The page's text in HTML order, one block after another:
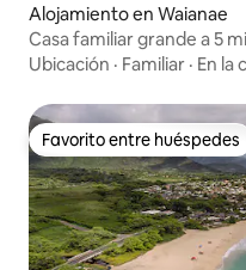
Alojamiento en Waianae
Casa familiar grande a 5
Ubicación · Familiar · En la
Favorito entre huéspedes
Favorito entre huéspedes